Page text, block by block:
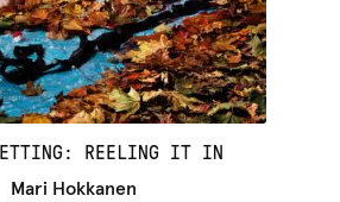
REELING IT IN
Mari Hokkanen